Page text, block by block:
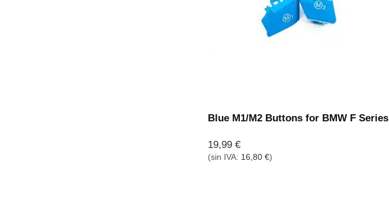
Blue M1/M2 Buttons for BMW F Series
19,99 €
(sin IVA: 16,80 €)